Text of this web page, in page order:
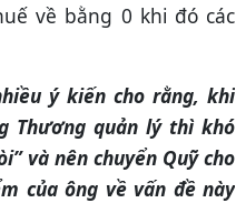
về bằng 0 khi đó các
ý kiến cho rằng, khi
Thương quản lý thì khó
và nên chuyển Quỹ cho
của ông về vấn đề này